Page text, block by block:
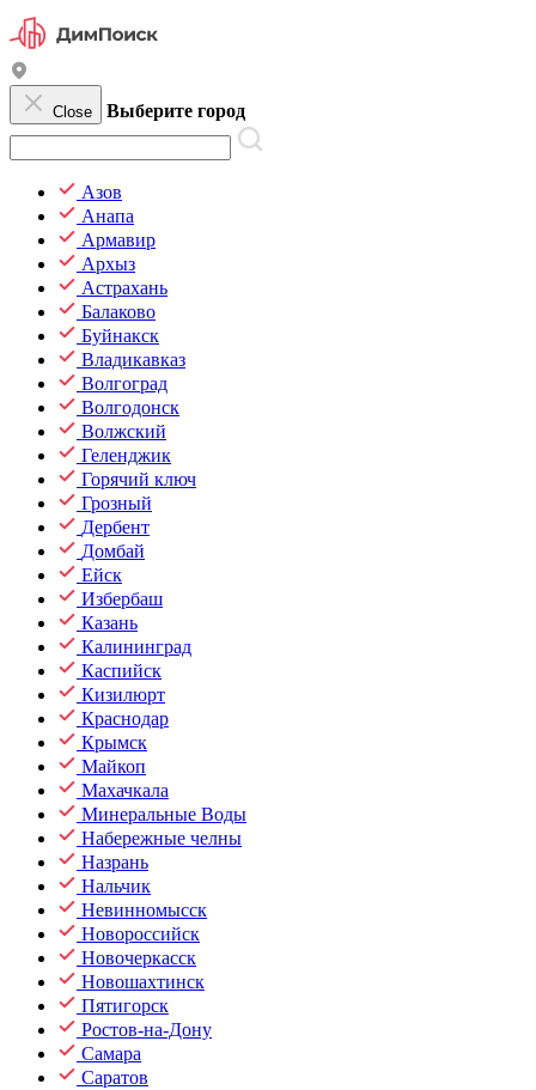
Close Выберите город
Азов
Анапа
Армавир
Архыз
Астрахань
Балаково
Буйнакск
Владикавказ
Волгоград
Волгодонск
Волжский
Геленджик
Горячий ключ
Грозный
Дербент
Домбай
Ейск
Избербаш
Казань
Калининград
Каспийск
Кизилюрт
Краснодар
Крымск
Майкоп
Махачкала
Минеральные Воды
Набережные челны
Назрань
Нальчик
Невинномысск
Новороссийск
Новочеркасск
Новошахтинск
Пятигорск
Ростов-на-Дону
Самара
Саратов